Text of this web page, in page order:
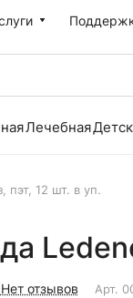
Лечебная
пэт, 12 шт. в уп.
Нет отзывов Арт.